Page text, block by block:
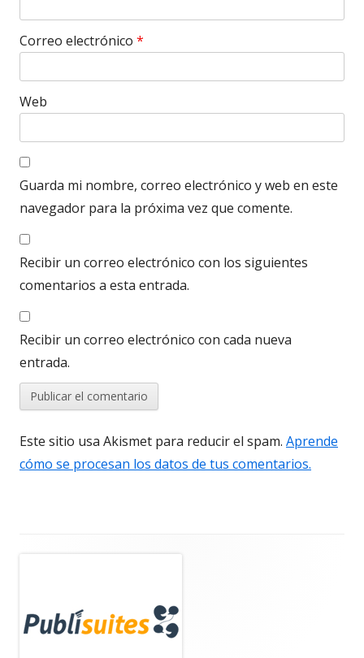
Correo electrónico *
Web
Guarda mi nombre, correo electrónico y web en este
navegador para la próxima vez que comente.
Recibir un correo electrónico con los siguientes
comentarios a esta entrada.
Recibir un correo electrónico con cada nueva
entrada.
Este sitio usa Akismet para reducir el spam. Aprende
cómo se procesan los datos de tus comentarios.
lateral
principal